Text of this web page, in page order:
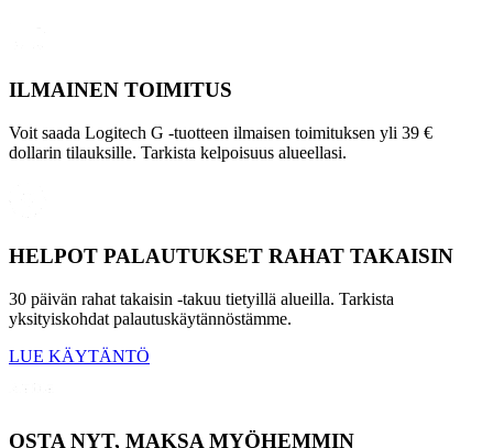
ILMAINEN TOIMITUS
Voit saada Logitech G -tuotteen ilmaisen toimituksen yli 39 €
dollarin tilauksille. Tarkista kelpoisuus alueellasi.
HELPOT PALAUTUKSET RAHAT TAKAISIN
30 päivän rahat takaisin -takuu tietyillä alueilla. Tarkista
yksityiskohdat palautuskäytännöstämme.
LUE KÄYTÄNTÖ
OSTA NYT, MAKSA MYÖHEMMIN